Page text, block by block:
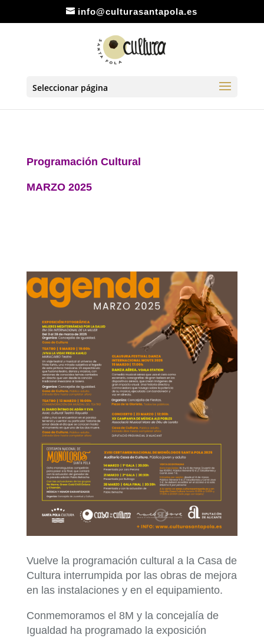
info@culturasantapola.es
Seleccionar página
Programación Cultural
MARZO 2025
Vuelve la programación cultural a la Casa de
Cultura interrumpida por las obras de mejora
en las instalaciones y en el equipamiento.
Conmemoramos el 8M y la concejalía de
Igualdad ha programado la exposición